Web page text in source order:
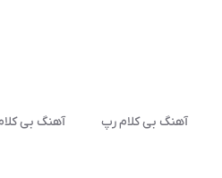
آهنگ بی کلام رپ آهنگ بی